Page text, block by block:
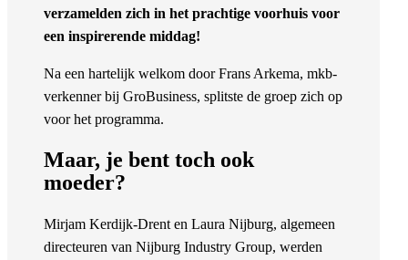
verzamelden zich in het prachtige voorhuis voor
een inspirerende middag!
Na een hartelijk welkom door Frans Arkema, mkb-
verkenner bij GroBusiness, splitste de groep zich op
voor het programma.
Maar, je bent toch ook
moeder?
Mirjam Kerdijk-Drent en Laura Nijburg, algemeen
directeuren van Nijburg Industry Group, werden